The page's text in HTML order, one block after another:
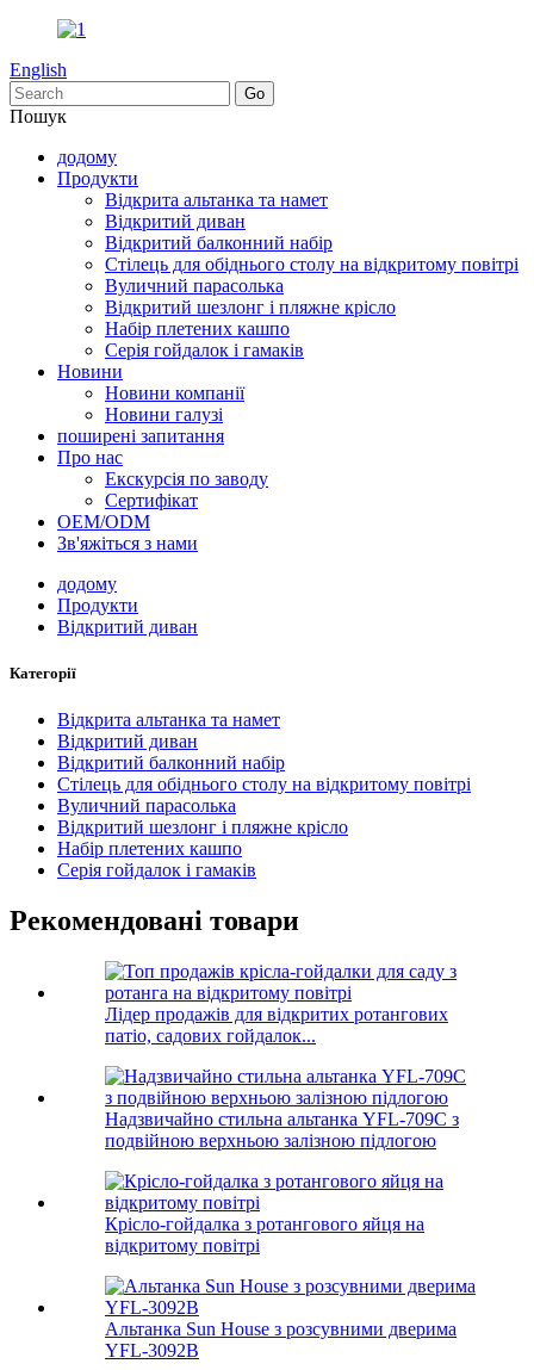
English
Пошук
додому
Продукти
Відкрита альтанка та намет
Відкритий диван
Відкритий балконний набір
Стілець для обіднього столу на відкритому повітрі
Вуличний парасолька
Відкритий шезлонг і пляжне крісло
Набір плетених кашпо
Серія гойдалок і гамаків
Новини
Новини компанії
Новини галузі
поширені запитання
Про нас
Екскурсія по заводу
Сертифікат
OEM/ODM
Зв'яжіться з нами
додому
Продукти
Відкритий диван
Категорії
Відкрита альтанка та намет
Відкритий диван
Відкритий балконний набір
Стілець для обіднього столу на відкритому повітрі
Вуличний парасолька
Відкритий шезлонг і пляжне крісло
Набір плетених кашпо
Серія гойдалок і гамаків
Рекомендовані товари
Лідер продажів для відкритих ротангових
патіо, садових гойдалок...
Надзвичайно стильна альтанка YFL-709C з
подвійною верхньою залізною підлогою
Крісло-гойдалка з ротангового яйця на
відкритому повітрі
Альтанка Sun House з розсувними дверима
YFL-3092B